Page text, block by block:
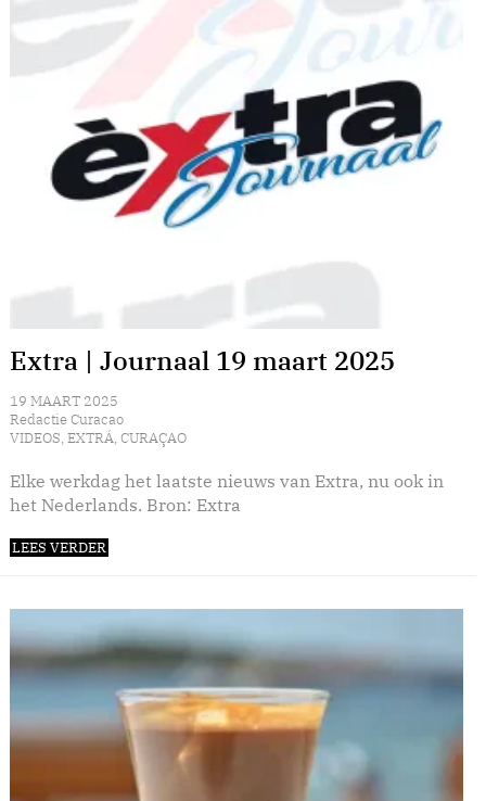
Extra | Journaal 19 maart 2025
19 MAART 2025
Redactie Curacao
VIDEOS, EXTRÁ, CURAÇAO
Elke werkdag het laatste nieuws van Extra, nu ook in
het Nederlands. Bron: Extra
LEES VERDER